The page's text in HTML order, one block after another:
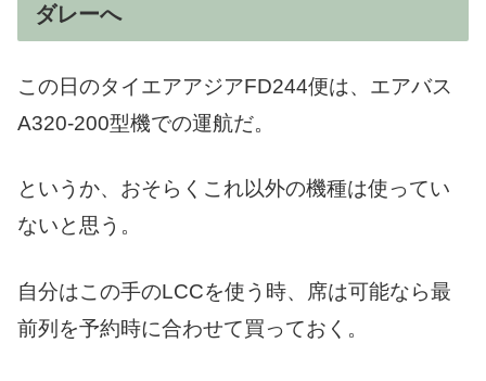
ダレーへ
この日のタイエアアジアFD244便は、エアバス
A320-200型機での運航だ。
というか、おそらくこれ以外の機種は使ってい
ないと思う。
自分はこの手のLCCを使う時、席は可能なら最
前列を予約時に合わせて買っておく。